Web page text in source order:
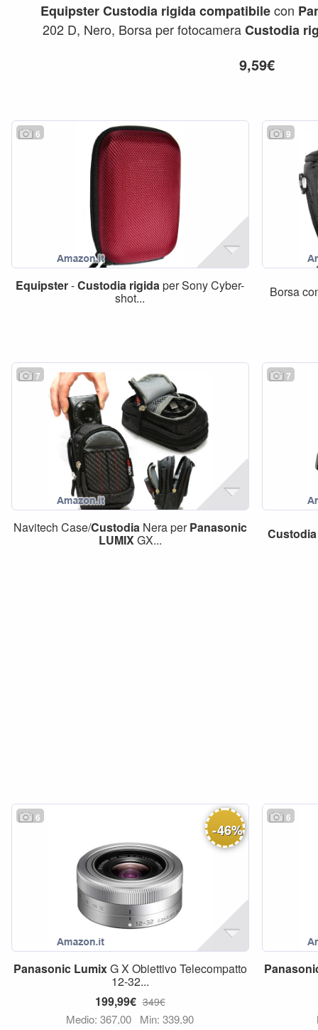
Equipster Custodia rigida compatibilecon
202 D, Nero, Borsa per fotocameraCustodia
9,59€
6
Equipster-Custodia rigidaper Sony Cyber-
shot...
9
Borsa
7
Navitech Case/CustodiaNera perPanasonic
LUMIXGX...
7
Custodia
6
-46%
Panasonic LumixG X Obiettivo Telecompatto
12-32...
199,99€ 349€
Medio: 367,00 Min: 339,90
6